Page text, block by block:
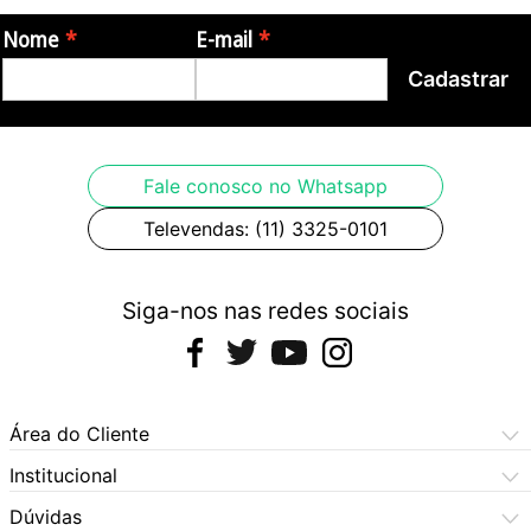
Itens Inclusos
- 1x Baixo Ken Smith KSDV60J5LI 5C Ativo LH Canhoto Usado
Origem: China
Imagens meramente ilustrativas, podendo haver variação de cor
Nome E-mail
Cadastrar
Fale conosco no Whatsapp
Televendas: (11) 3325-0101
Siga-nos nas redes sociais
Área do Cliente
Meus Pedidos
Meus Dados
Institucional
Central de Atendimento
Dúvidas